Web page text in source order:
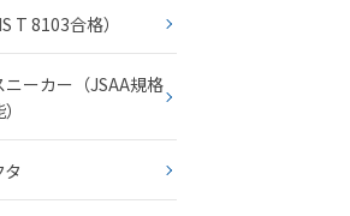
T 8103合格）
ーカー（JSAA規格